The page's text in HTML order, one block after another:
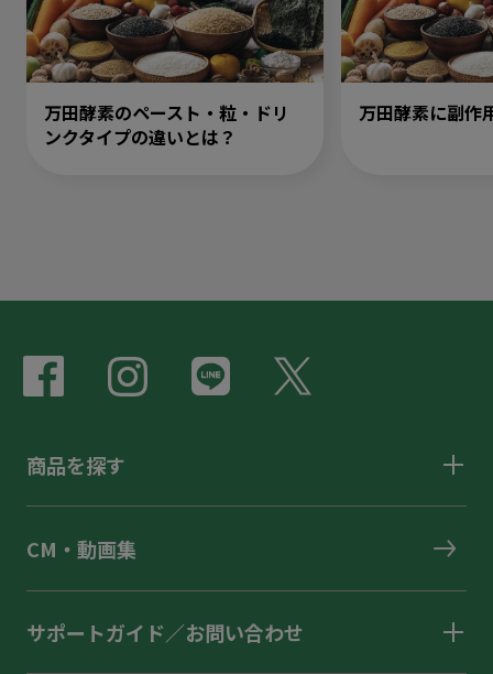
万田酵素のペースト・粒・ドリ
ンクタイプの違いとは？
万田酵素に副作
商品を探す
CM・動画集
サポートガイド／お問い合わせ